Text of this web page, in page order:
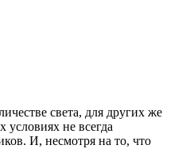
света, для других же
условиях не всегда
И, несмотря на то, что